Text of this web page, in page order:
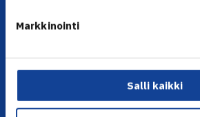
Markkinointi
Salli kaikki
Toimiston puhelinajat:
Muina aikoina olkaa yhteydessä
sähköpostitse: toimisto@tennis.fi
KAIKKI YHTEYSTIEDOT →